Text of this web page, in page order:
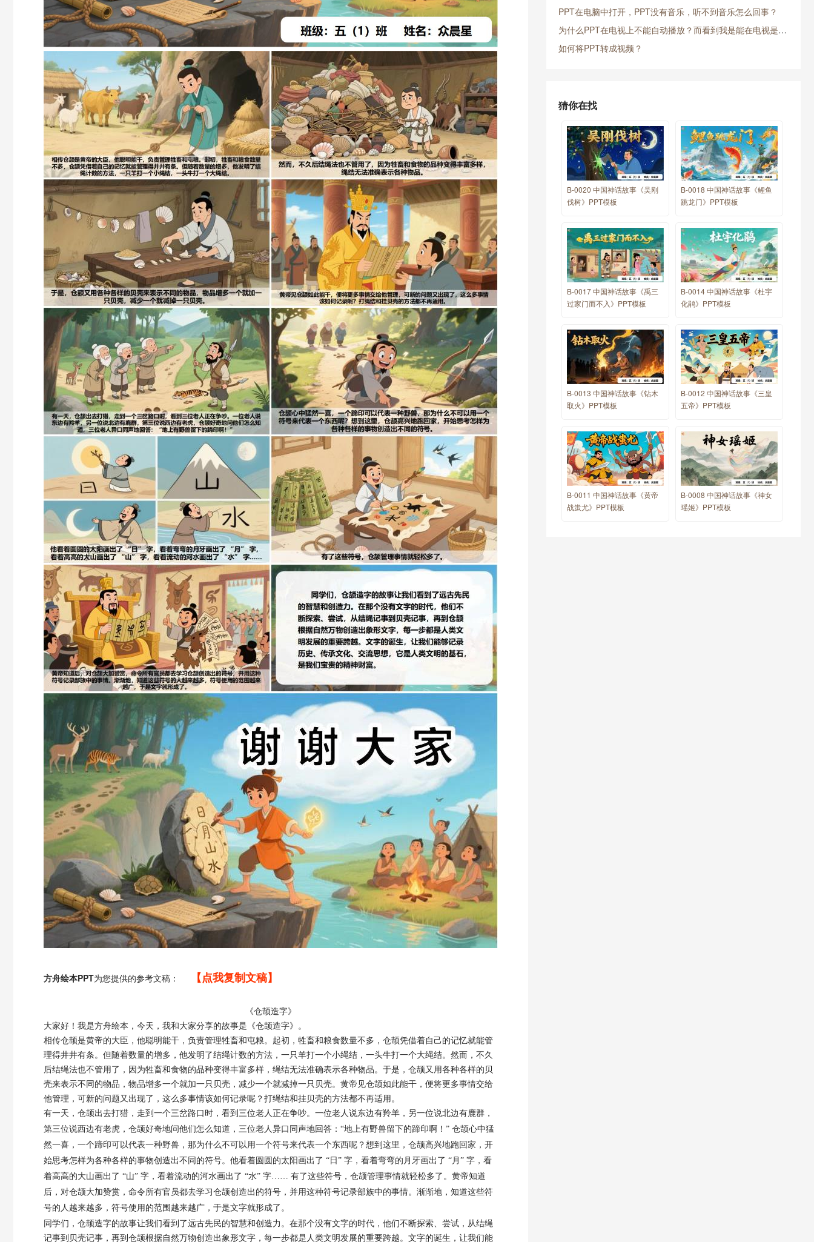
方舟绘本PPT为您提供的参考文稿： 【点我复制文稿】
《仓颉造字》
大家好！ 我是方舟绘本， 今天，我和大家分享的故事是 《仓颉造字》 。
相传仓颉是黄帝的大臣，他聪明能干，负责管理牲畜和屯粮。起初，牲畜和粮食数量不多，仓颉凭借着自己的记忆就能管
理得井井有条。但随着数量的增多，他发明了结绳计数的方法，一只羊打一个小绳结，一头牛打一个大绳结。然而，不久
后结绳法也不管用了，因为牲畜和食物的品种变得丰富多样，绳结无法准确表示各种物品。于是，仓颉又用各种各样的贝
壳来表示不同的物品，物品增多一个就加一只贝壳，减少一个就减掉一只贝壳。黄帝见仓颉如此能干，便将更多事情交给
他管理，可新的问题又出现了，这么多事情该如何记录呢？打绳结和挂贝壳的方法都不再适用。
有一天，仓颉出去打猎，走到一个三岔路口时，看到三位老人正在争吵。一位老人说东边有羚羊，另一位说北边有鹿群，
第三位说西边有老虎，仓颉好奇地问他们怎么知道，三位老人异口同声地回答： “地上有野兽留下的蹄印啊！” 仓颉心中猛
然一喜，一个蹄印可以代表一种野兽，那为什么不可以用一个符号来代表一个东西呢？想到这里，仓颉高兴地跑回家，开
始思考怎样为各种各样的事物创造出不同的符号。他看着圆圆的太阳画出了 “日” 字，看着弯弯的月牙画出了 “月” 字，看
着高高的大山画出了 “山” 字，看着流动的河水画出了 “水” 字…… 有了这些符号，仓颉管理事情就轻松多了。黄帝知道
后，对仓颉大加赞赏，命令所有官员都去学习仓颉创造出的符号，并用这种符号记录部族中的事情。渐渐地，知道这些符
号的人越来越多，符号使用的范围越来越广，于是文字就形成了。
同学们，仓颉造字的故事让我们看到了远古先民的智慧和创造力。在那个没有文字的时代，他们不断探索、尝试，从结绳
记事到贝壳记事，再到仓颉根据自然万物创造出象形文字，每一步都是人类文明发展的重要跨越。文字的诞生，让我们能
PPT在电脑中打开，PPT没有音乐，听不到音乐怎么回事？
为什么PPT在电视上不能自动播放？而看到我是能在电视是放映的？
如何将PPT转成视频？
猜你在找
B-0020 中国神话故事《吴刚
伐树》PPT模板
B-0018 中国神话故事《鲤鱼
跳龙门》PPT模板
B-0017 中国神话故事《禹三
过家门而不入》PPT模板
B-0014 中国神话故事《杜宇
化鹃》PPT模板
B-0013 中国神话故事《钻木
取火》PPT模板
B-0012 中国神话故事《三皇
五帝》PPT模板
B-0011 中国神话故事《黄帝
战蚩尤》PPT模板
B-0008 中国神话故事《神女
瑶姬》PPT模板